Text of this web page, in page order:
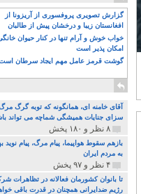
گزارش تصویری پروفسوری از آریزونا از
افغانستان زیبا و درخشان پیش از طالبان
خواب خوش و آرام تنها در کنار حیوان
امکان پذیر است
گوشت قرمز عامل مهم ایجاد سرطان
آقای خامنه ای، همانگونه که توبه گرگ
سزای جنایات همیشگی شماچه می تواند
۸ نظر و ۱۸۰ پخش
بازهم سقوط هواپیما، پیام مرگ، پیام
به مردم ایران
۴ نظر و ۹۷ پخش
تا بانوان کشورمان فعالانه در تظاهرات
رژیم ضدایرانی همچنان در قدرت باقی